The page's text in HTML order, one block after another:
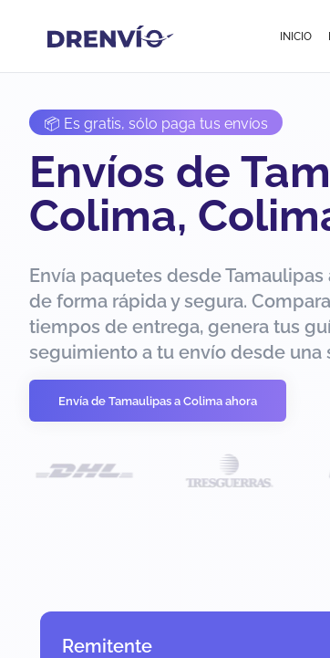
INICIO
📦 Es gratis, sólo paga tus envíos
Envíos de
Colima,
Envía paquetes desde Tamaulipas
de forma rápida y segura.
tiempos de entrega, genera tus
seguimiento a tu envío desde una
Envía de Tamaulipas a Colima ahora
Remitente